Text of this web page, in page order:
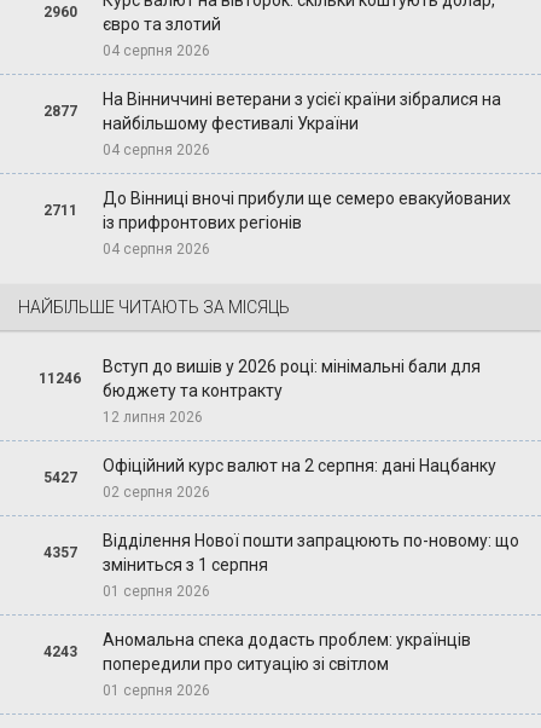
2960
євро та злотий
04 серпня 2026
2877
На Вінниччині ветерани з усієї країни зібралися на
найбільшому фестивалі України
04 серпня 2026
2711
До Вінниці вночі прибули ще семеро евакуйованих
із прифронтових регіонів
04 серпня 2026
НАЙБІЛЬШЕ ЧИТАЮТЬ ЗА МІСЯЦЬ
11246
Вступ до вишів у 2026 році: мінімальні бали для
бюджету та контракту
12 липня 2026
5427
Офіційний курс валют на 2 серпня: дані Нацбанку
02 серпня 2026
4357
Відділення Нової пошти запрацюють по-новому: що
зміниться з 1 серпня
01 серпня 2026
4243
Аномальна спека додасть проблем: українців
попередили про ситуацію зі світлом
01 серпня 2026